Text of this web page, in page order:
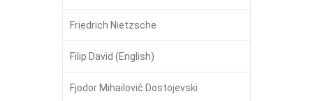
Friedrich Nietzsche
Filip David (English)
Fjodor Mihailovič Dostojevski